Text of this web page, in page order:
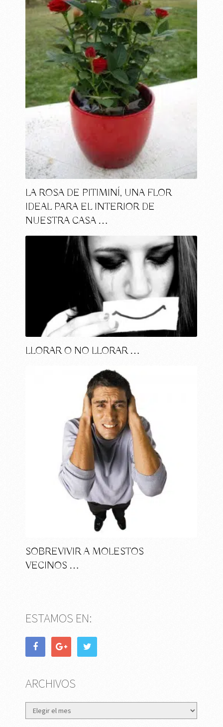
LA ROSA DE PITIMINÍ, UNA FLOR
IDEAL PARA EL INTERIOR DE
NUESTRA CASA …
LLORAR O NO LLORAR …
SOBREVIVIR A MOLESTOS
VECINOS …
ESTAMOS EN:
ARCHIVOS
Archivos